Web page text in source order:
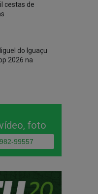
cestas de
do Iguaçu
2026 na
foto
99557